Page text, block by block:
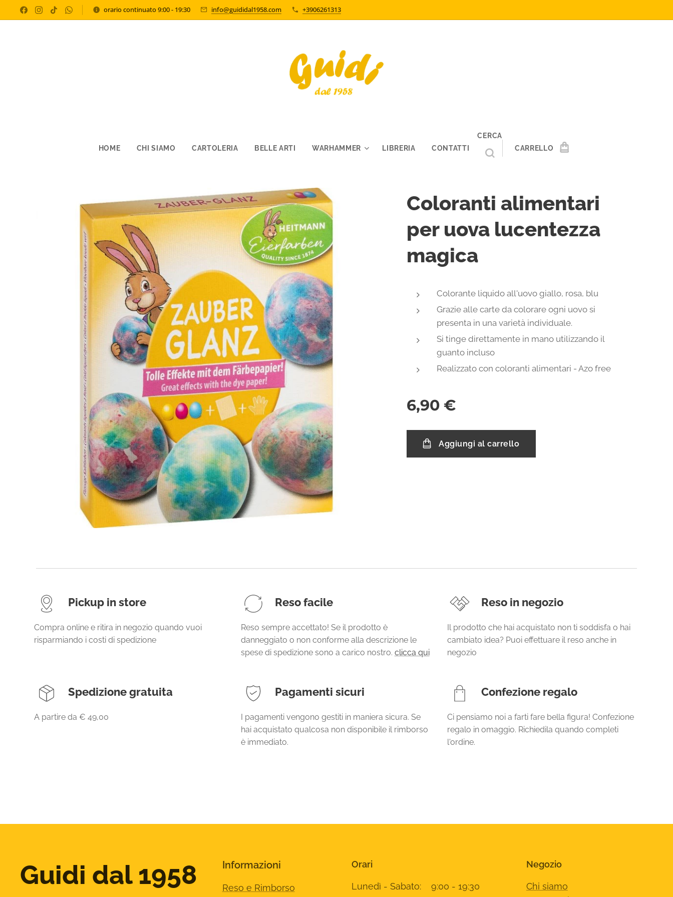
orario continuato 9:00 - 19:30 info@guididal1958.com +3906261313
HOME CHI SIAMO CARTOLERIA BELLE ARTI WARHAMMER LIBRERIA CONTATTI
CERCA
CARRELLO
Coloranti alimentari
per uova lucentezza
magica
Colorante liquido all'uovo giallo, rosa, blu
Grazie alle carte da colorare ogni uovo si
presenta in una varietà individuale.
Si tinge direttamente in mano utilizzando il
guanto incluso
Realizzato con coloranti alimentari - Azo free
6,90 €
Aggiungi al carrello
Pickup in store
Compra online e ritira in negozio quando vuoi
risparmiando i costi di spedizione
Reso facile
Reso sempre accettato! Se il prodotto è
danneggiato o non conforme alla descrizione le
spese di spedizione sono a carico nostro. clicca qui
Reso in negozio
Il prodotto che hai acquistato non ti soddisfa o hai
cambiato idea? Puoi effettuare il reso anche in
negozio
Spedizione gratuita
A partire da € 49,00
Pagamenti sicuri
I pagamenti vengono gestiti in maniera sicura. Se
hai acquistato qualcosa non disponibile il rimborso
è immediato.
Confezione regalo
Ci pensiamo noi a farti fare bella figura! Confezione
regalo in omaggio. Richiedila quando completi
l'ordine.
Guidi dal 1958 Informazioni
Reso e Rimborso
Orari
Lunedì - Sabato: 9:00 - 19:30
Negozio
Chi siamo